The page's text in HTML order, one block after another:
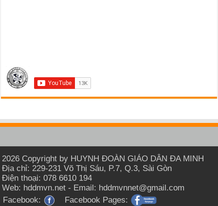
2026 Copyright by HUYNH ĐOÀN GIÁO DÂN ĐA MINH
Địa chỉ: 229-231 Võ Thị Sáu, P.7, Q.3, Sài Gòn
Điện thoại: 078 6610 194
Web: hddmvn.net - Email: hddmvnnet@gmail.com
Facebook:
Facebook Pages: